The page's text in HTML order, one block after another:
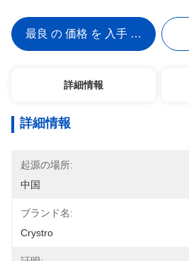
最良 の 価格 を 入手 する
詳細情報
詳細情報
起源の場所:
中国
ブランド名:
Crystro